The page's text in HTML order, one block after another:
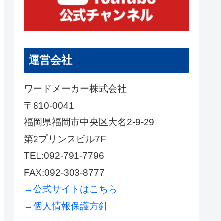
運営会社
ワードメーカー株式会社
〒810-0041
福岡県福岡市中央区大名2-9-29
第2プリンスビル7F
TEL:092-791-7796
FAX:092-303-8777
→公式サイトはこちら
→個人情報保護方針